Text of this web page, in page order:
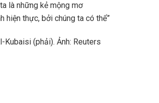
là những kẻ mộng mơ
hiện thực, bởi chúng ta có thể”